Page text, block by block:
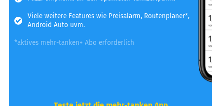
Viele weitere Features wie Preisalarm, Routenplaner*,
Android Auto uvm.
*aktives mehr-tanken+ Abo erforderlich